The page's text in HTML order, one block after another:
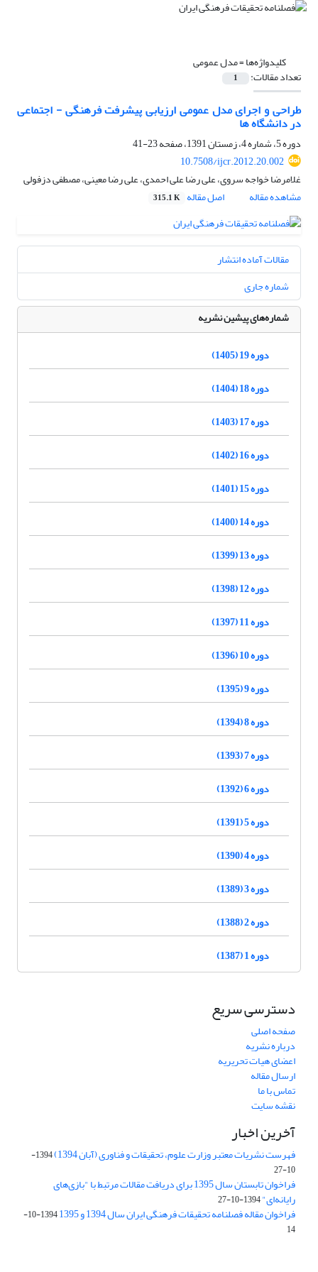
کلیدواژه‌ها =مدل عمومی
تعداد مقالات: 1
طراحی و اجرای مدل عمومی ارزیابی پیشرفت فرهنگی - اجتماعی
در دانشگاه ها
دوره 5، شماره 4، زمستان 1391، صفحه
23-41
10.7508/ijcr.2012.20.002
غلامرضا خواجه سروی، علی رضا علی احمدی، علی رضا معینی، مصطفی دزفولی
مشاهده مقاله
اصل مقاله 315.1 K
مقالات آماده انتشار
شماره جاری
شماره‌های پیشین نشریه
دوره 19 (1405)
دوره 18 (1404)
دوره 17 (1403)
دوره 16 (1402)
دوره 15 (1401)
دوره 14 (1400)
دوره 13 (1399)
دوره 12 (1398)
دوره 11 (1397)
دوره 10 (1396)
دوره 9 (1395)
دوره 8 (1394)
دوره 7 (1393)
دوره 6 (1392)
دوره 5 (1391)
دوره 4 (1390)
دوره 3 (1389)
دوره 2 (1388)
دوره 1 (1387)
دسترسی سریع
صفحه اصلی
درباره نشریه
اعضای هیات تحریریه
ارسال مقاله
تماس با ما
نقشه سایت
آخرین اخبار
فهرست نشریات معتبر وزارت علوم، تحقیقات و فناوری (آبان 1394)
1394-
10-27
فراخوان تابستان سال 1395 برای دریافت مقالات مرتبط با "بازی‌های
رایانه‌ای"1394-10-27
فراخوان مقاله فصلنامه تحقیقات فرهنگی ایران سال 1394 و 1395
1394-10-
14